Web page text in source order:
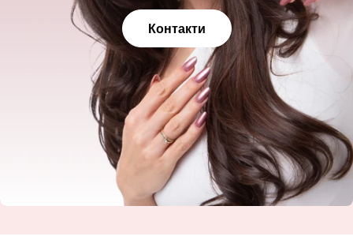
Контакти